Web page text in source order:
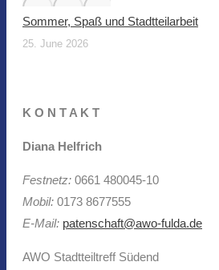
Sommer, Spaß und Stadtteilarbeit
25. June 2026
K O N T A K T
Diana Helfrich
Festnetz: 0661 480045-10
Mobil: 0173 8677555
E-Mail: patenschaft@awo-fulda.de
AWO Stadtteiltreff Südend